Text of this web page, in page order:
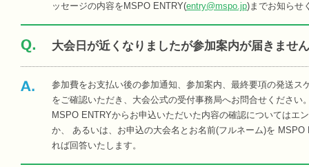
ッセージの内容をMSPO ENTRY(entry@mspo.jp)までお知らせ
大会日が近くなりましたが参加案内が届きませ
参加費をお支払い後の参加通知、参加案内、最終要項の発送ス
をご確認いただき、大会公式の受付事務局へお問合せください
MSPO ENTRYからお申込いただいた内容の確認についてはエ
か、 あるいは、お申込の大会名とお名前(フルネーム)を MSPO
れば回答いたします。